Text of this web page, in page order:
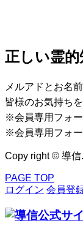
正しい霊
メルアドとお名
皆様のお気持ち
※会員専用フォ
※会員専用フォ
Copy right © 導
PAGE TOP
ログイン 会員登